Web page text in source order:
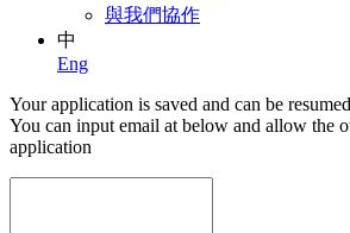
與我們協作
中
Eng
Your application is saved and can be
You can input email at below and allow the
application